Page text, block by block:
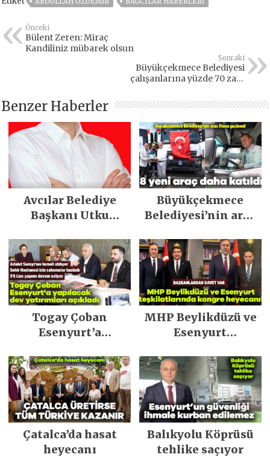
Önceki
Bülent Zeren: Miraç
Kandiliniz mübarek olsun
Sonraki
Büyükçekmece Belediyesi
çalışanlarına yüzde 70 zam
Benzer Haberler
Avcılar Belediye
Başkanı Utku
tahliye edildi
Büyükçekmece
Belediyesi’nin araç
Togay Çoban
Esenyurt’a
yatırımları açıkladı
MHP Beylikdüzü ve
Esenyurt
kongre heyecanı!
Çatalca’da hasat
heyecanı
Balıkyolu Köprüsü
tehlike saçıyor